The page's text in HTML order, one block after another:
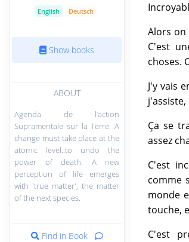
English Deutsch
Show books
ABOUT
Agenda de l’action
Supramentale sur la Terre. A
change must take place at the
atomic level..to undo the
power of death. A new
perception of life emerges
with 'true matter', the matter
of the next species.
Find in Book
Alors on
C'est
choses.
J'y vais
Ça se
assez
C'est
comme
monde
touche,
C'est